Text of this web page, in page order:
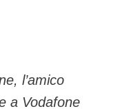
l’amico
a Vodafone